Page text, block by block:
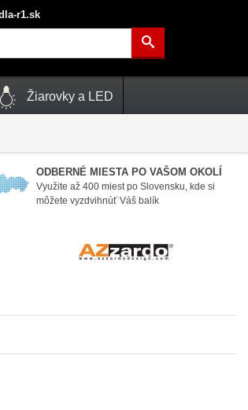
r1.sk
Žiarovky a LED
ODBERNÉ MIESTA PO VAŠOM OKOLÍ
Využite až 400 miest po Slovensku, kde si
môžete vyzdvihnúť Váš balík